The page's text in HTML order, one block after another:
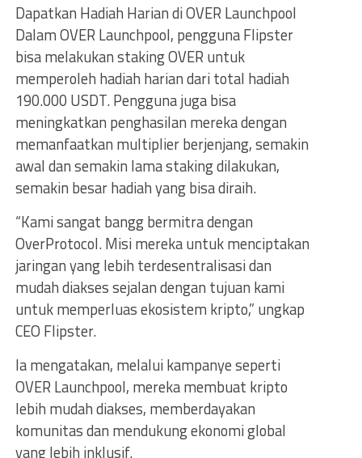
Dapatkan Hadiah Harian di OVER Launchpool
Dalam OVER Launchpool, pengguna Flipster
bisa melakukan staking OVER untuk
memperoleh hadiah harian dari total hadiah
190.000 USDT. Pengguna juga bisa
meningkatkan penghasilan mereka dengan
memanfaatkan multiplier berjenjang, semakin
awal dan semakin lama staking dilakukan,
semakin besar hadiah yang bisa diraih.
“Kami sangat bangg bermitra dengan
OverProtocol. Misi mereka untuk menciptakan
jaringan yang lebih terdesentralisasi dan
mudah diakses sejalan dengan tujuan kami
untuk memperluas ekosistem kripto,” ungkap
CEO Flipster.
Ia mengatakan, melalui kampanye seperti
OVER Launchpool, mereka membuat kripto
lebih mudah diakses, memberdayakan
komunitas dan mendukung ekonomi global
yang lebih inklusif.